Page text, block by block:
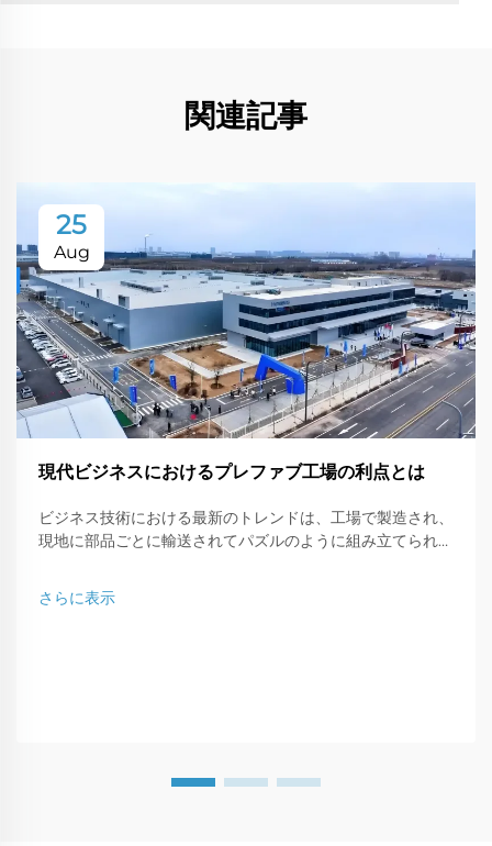
関連記事
25
Aug
現代ビジネスにおけるプレファブ工場の利点とは
ビジネス技術における最新のトレンドは、工場で製造され、
現地に部品ごとに輸送されてパズルのように組み立てられる
は、...に最適な解決策です。
さらに表示